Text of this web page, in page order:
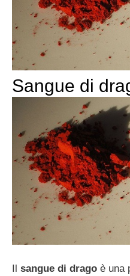
Sangue di
Il sangue di drago è una